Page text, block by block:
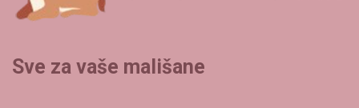
Sve za vaše mališane